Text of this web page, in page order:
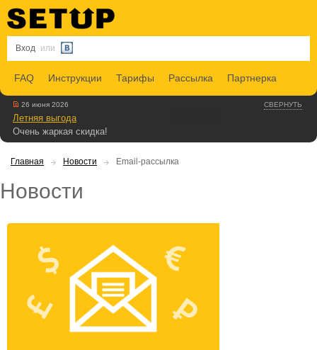
Вход или
FAQ Инструкции Тарифы Рассылка Партнерка
СВЕРНУТЬ
26 июня 2026
Летняя выгода
Очень жаркая скидка!
Главная Новости Email-рассылка
Новости